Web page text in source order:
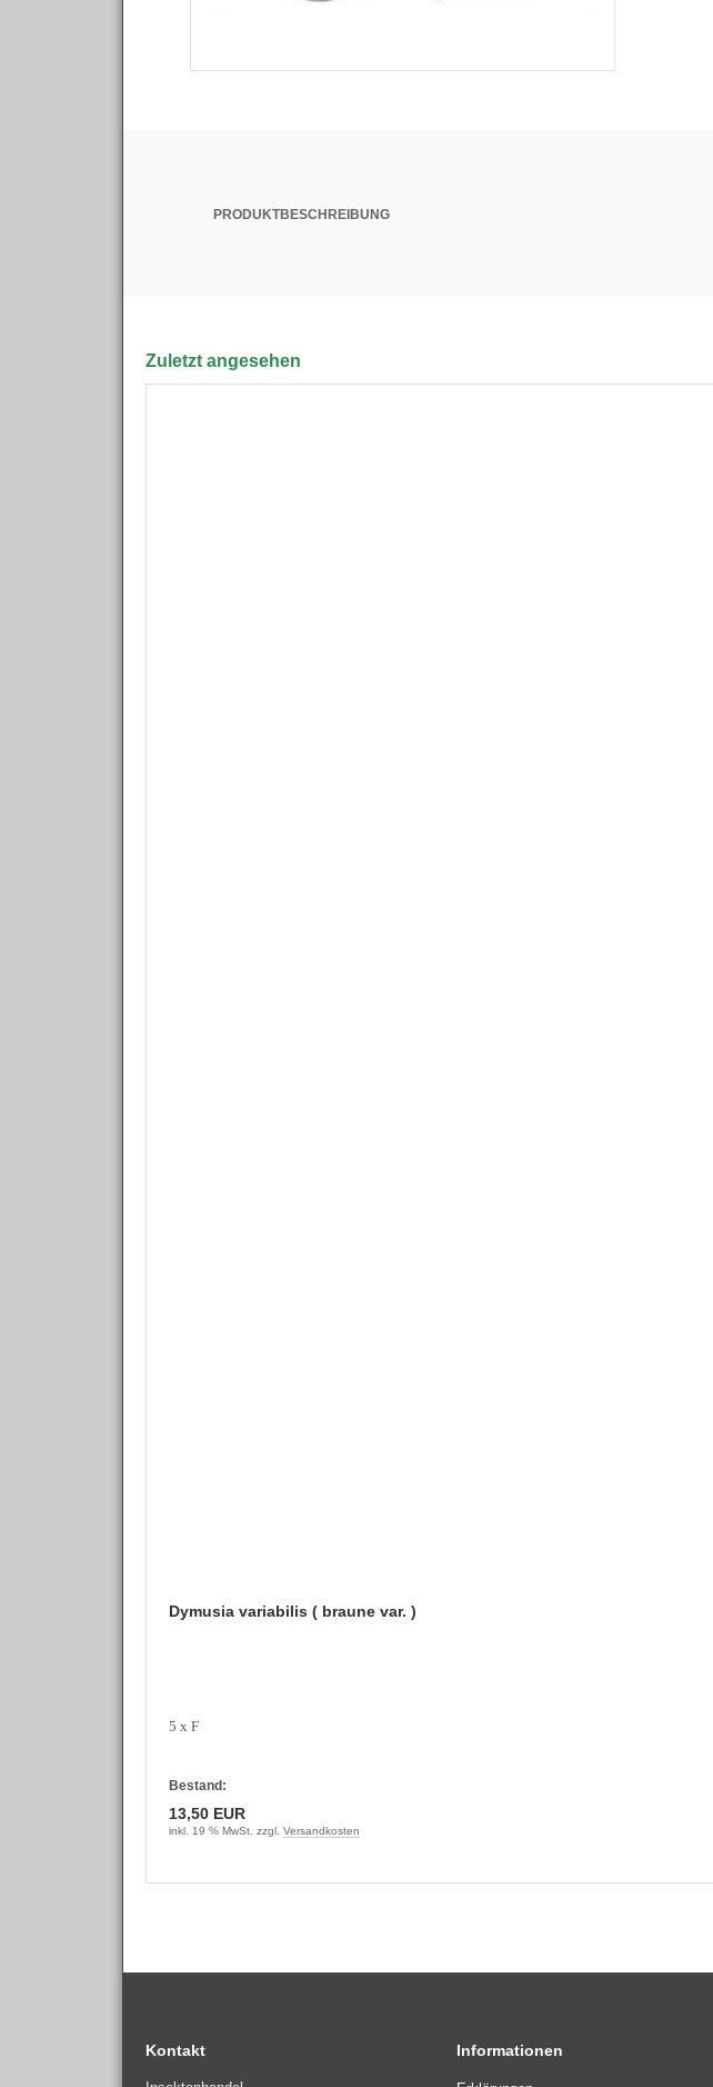
PRODUKTBESCHREIBUNG
Zuletzt angesehen
Dymusia variabilis ( braune var. )
5 x F
Bestand:
13,50 EUR
inkl. 19 % MwSt. zzgl. Versandkosten
Kontakt Informationen